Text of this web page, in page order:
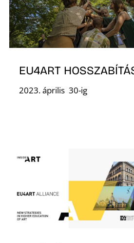
EU4ART
2023. április 30-ig